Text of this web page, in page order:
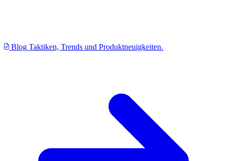
Blog Taktiken, Trends und Produktneuigkeiten.